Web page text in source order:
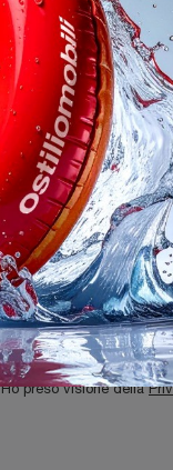
Ho preso visione della